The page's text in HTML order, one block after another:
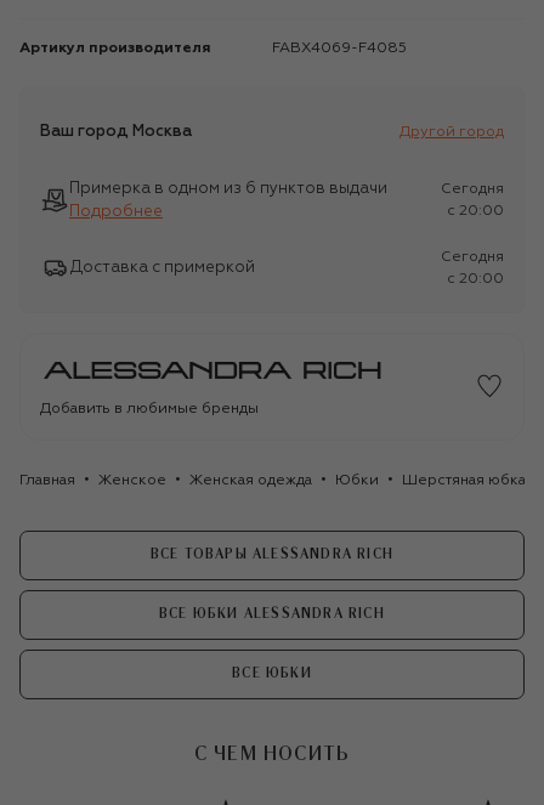
Артикул производителя FABX4069-F4085
Ваш город Москва Другой город
Примерка в одном из 6 пунктов выдачи
Подробнее
Сегодня
c 20:00
Доставка с примеркой
Сегодня
c 20:00
Добавить в любимые бренды
Главная Женское Женская одежда Юбки Шерстяная юбка
ВСЕ ТОВАРЫ ALESSANDRA RICH
ВСЕ ЮБКИ ALESSANDRA RICH
ВСЕ ЮБКИ
С ЧЕМ НОСИТЬ